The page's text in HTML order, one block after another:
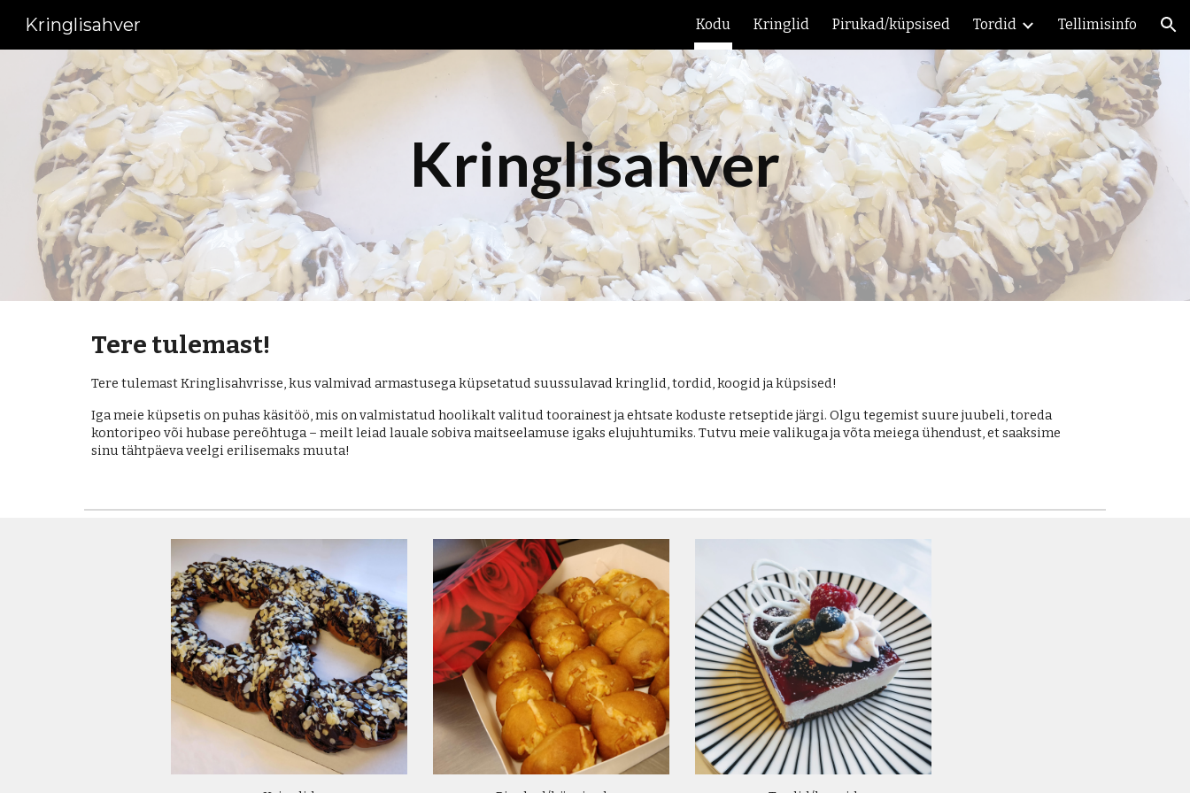
Skip to navigation
Kringlisahver Kodu Kringlid Pirukad/küpsised Tordid Tellimisinfo
Kringlisahver
Tere tulemast!
Tere tulemast Kringlisahvrisse, kus valmivad armastusega küpsetatud suussulavad kringlid, tordid, koogid ja küpsised!
Iga meie küpsetis on puhas käsitöö, mis on valmistatud hoolikalt valitud toorainest ja ehtsate koduste retseptide järgi. Olgu tegemist suure juubeli, toreda
kontoripeo või hubase pereõhtuga – meilt leiad lauale sobiva maitseelamuse igaks elujuhtumiks. Tutvu meie valikuga ja võta meiega ühendust, et saaksime
sinu tähtpäeva veelgi erilisemaks muuta!